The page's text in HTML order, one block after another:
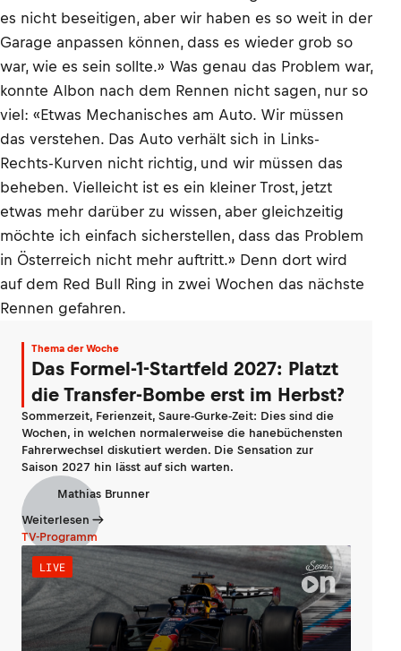
es nicht beseitigen, aber wir haben es so weit in der
Garage anpassen können, dass es wieder grob so
war, wie es sein sollte.» Was genau das Problem war,
konnte Albon nach dem Rennen nicht sagen, nur so
viel: «Etwas Mechanisches am Auto. Wir müssen
das verstehen. Das Auto verhält sich in Links-
Rechts-Kurven nicht richtig, und wir müssen das
beheben. Vielleicht ist es ein kleiner Trost, jetzt
etwas mehr darüber zu wissen, aber gleichzeitig
möchte ich einfach sicherstellen, dass das Problem
in Österreich nicht mehr auftritt.» Denn dort wird
auf dem Red Bull Ring in zwei Wochen das nächste
Rennen gefahren.
Thema der Woche
Das Formel-1-Startfeld 2027: Platzt
die Transfer-Bombe erst im Herbst?
Sommerzeit, Ferienzeit, Saure-Gurke-Zeit: Dies sind die
Wochen, in welchen normalerweise die hanebüchensten
Fahrerwechsel diskutiert werden. Die Sensation zur
Saison 2027 hin lässt auf sich warten.
Mathias Brunner
Weiterlesen
TV-Programm
LIVE